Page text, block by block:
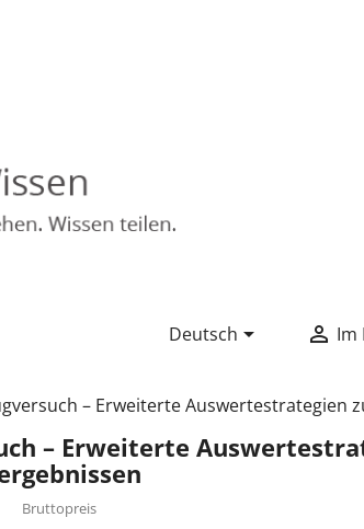
Deutsch  Im
– Erweiterte Auswertestrategien
– Erweiterte
Bruttopreis